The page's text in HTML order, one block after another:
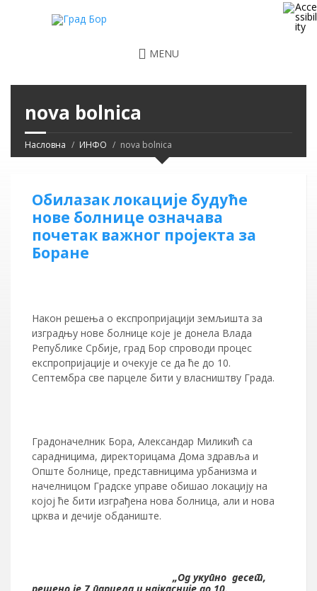
MENU
nova bolnica
Насловна ИНФО nova bolnica
Обилазак локације будуће
нове болнице означава
почетак важног пројекта за
Боране
Након решења о експропријацији земљишта за
изградњу нове болнице које је донела Влада
Републике Србије, град Бор спроводи процес
експропријације и очекује се да ће до 10.
Септембра све парцеле бити у власништву Града.
Градоначелник Бора, Александар Миликић са
сарадницима, директорицама Дома здравља и
Опште болнице, представницима урбанизма и
начелницом Градске управе обишао локацију на
којој ће бити изграђена нова болница, али и нова
црква и дечије обданиште.
„Од укупно десет,